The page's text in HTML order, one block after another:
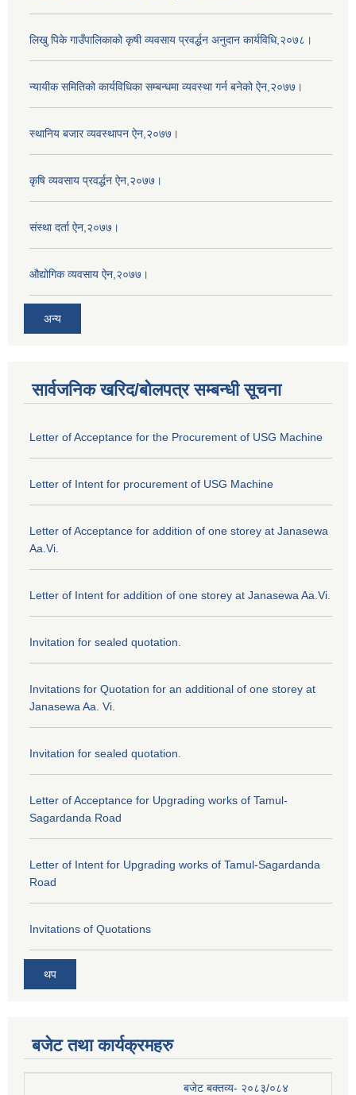
लिखु पिके गाउँपालिकाको कृषी व्यवसाय प्रवर्द्धन अनुदान कार्यविधि,२०७८।
न्यायीक समितिको कार्यविधिका सम्बन्धमा व्यवस्था गर्न बनेको ऐन,२०७७।
स्थानिय बजार व्यवस्थापन ऐन,२०७७।
कृषि व्यवसाय प्रवर्द्धन ऐन,२०७७।
संस्था दर्ता ऐन,२०७७।
औद्योगिक व्यवसाय ऐन,२०७७।
अन्य
सार्वजनिक खरिद/बोलपत्र सम्बन्धी सूचना
Letter of Acceptance for the Procurement of USG Machine
Letter of Intent for procurement of USG Machine
Letter of Acceptance for addition of one storey at Janasewa
Aa.Vi.
Letter of Intent for addition of one storey at Janasewa Aa.Vi.
Invitation for sealed quotation.
Invitations for Quotation for an additional of one storey at
Janasewa Aa. Vi.
Invitation for sealed quotation.
Letter of Acceptance for Upgrading works of Tamul-
Sagardanda Road
Letter of Intent for Upgrading works of Tamul-Sagardanda
Road
Invitations of Quotations
थप
बजेट तथा कार्यक्रमहरु
बजेट बक्तव्य- २०८३/०८४